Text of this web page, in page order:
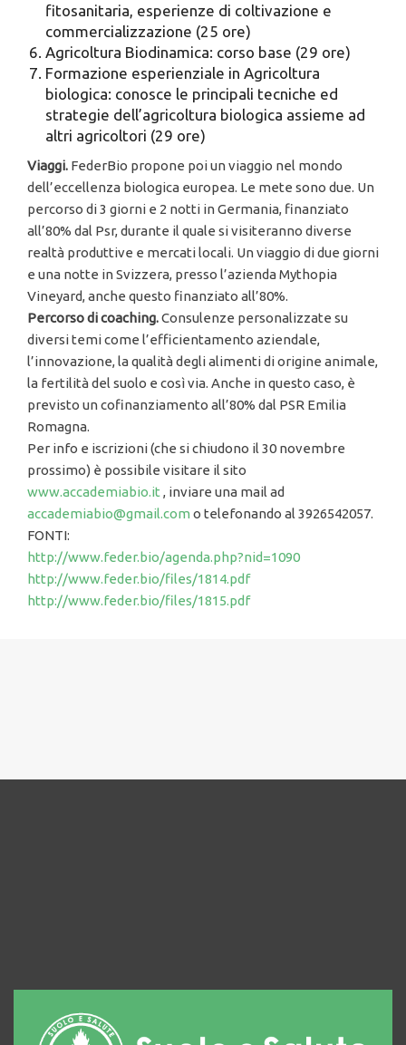
fitosanitaria, esperienze di coltivazione e
commercializzazione (25 ore)
Agricoltura Biodinamica: corso base (29 ore)
Formazione esperienziale in Agricoltura
biologica: conosce le principali tecniche ed
strategie dell’agricoltura biologica assieme ad
altri agricoltori (29 ore)
Viaggi. FederBio propone poi un viaggio nel mondo
dell’eccellenza biologica europea. Le mete sono due. Un
percorso di 3 giorni e 2 notti in Germania, finanziato
all’80% dal Psr, durante il quale si visiteranno diverse
realtà produttive e mercati locali. Un viaggio di due giorni
e una notte in Svizzera, presso l’azienda Mythopia
Vineyard, anche questo finanziato all’80%.
Percorso di coaching.Consulenze personalizzate su
diversi temi come l’efficientamento aziendale,
l’innovazione, la qualità degli alimenti di origine animale,
la fertilità del suolo e così via. Anche in questo caso, è
previsto un cofinanziamento all’80% dal PSR Emilia
Romagna.
Per info e iscrizioni (che si chiudono il 30 novembre
prossimo) è possibile visitare il sito
www.accademiabio.it , inviare una mail ad
accademiabio@gmail.com o telefonando al 3926542057.
FONTI:
http://www.feder.bio/agenda.php?nid=1090
http://www.feder.bio/files/1814.pdf
http://www.feder.bio/files/1815.pdf